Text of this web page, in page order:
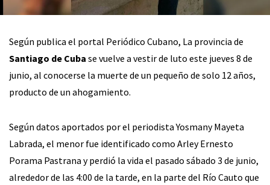
Según publica el portal Periódico Cubano, La provincia de
Santiago de Cuba se vuelve a vestir de luto este jueves 8 de
junio, al conocerse la muerte de un pequeño de solo 12 años,
producto de un ahogamiento.
Según datos aportados por el periodista Yosmany Mayeta
Labrada, el menor fue identificado como Arley Ernesto
Porama Pastrana y perdió la vida el pasado sábado 3 de junio,
alrededor de las 4:00 de la tarde, en la parte del Río Cauto que